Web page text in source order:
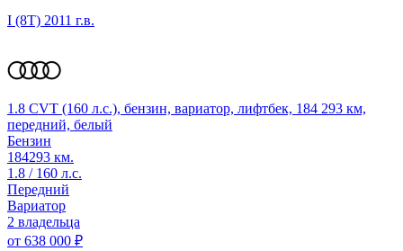
I (8T) 2011 г.в.
1.8 CVT (160 л.с.), бензин, вариатор, лифтбек, 184 293 км,
передний, белый
Бензин
184293 км.
1.8 / 160 л.с.
Передний
Вариатор
2 владельца
от 638 000 ₽